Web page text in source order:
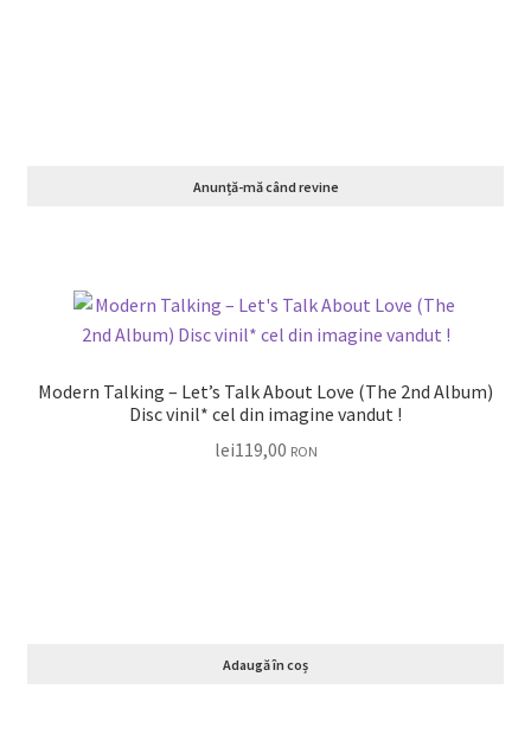
Anunță-mă când revine
Modern Talking – Let’s Talk About Love (The 2nd Album)
Disc vinil* cel din imagine vandut !
lei119,00 RON
Adaugă în coș